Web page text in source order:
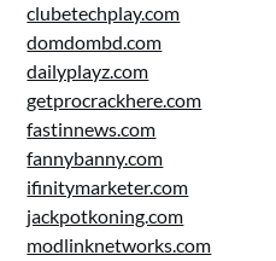
clubetechplay.com
domdombd.com
dailyplayz.com
getprocrackhere.com
fastinnews.com
fannybanny.com
ifinitymarketer.com
jackpotkoning.com
modlinknetworks.com